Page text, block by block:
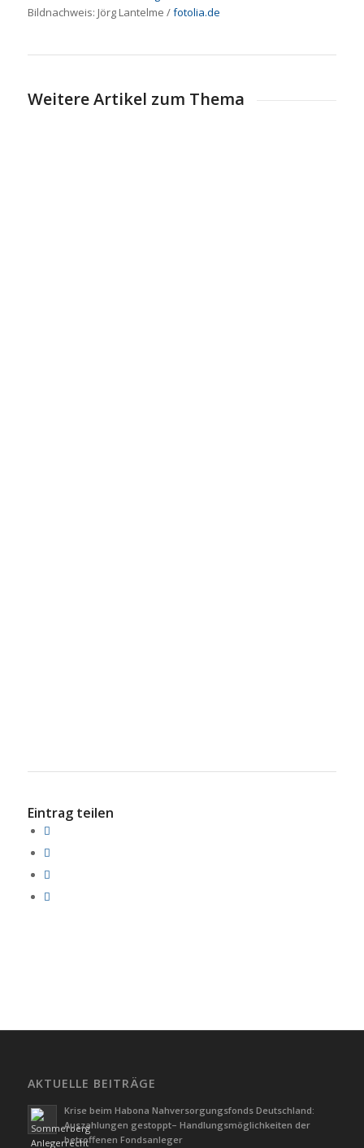
Bildnachweis: Jörg Lantelme /fotolia.de
Weitere Artikel zum Thema
Eintrag teilen
AKTUELLE BEITRÄGE
Krise beim Habona Nahversorgungsfonds Deutschland:
Auszahlungen gestoppt– Handlungsmöglichkeiten der
betroffenen Fondsanleger